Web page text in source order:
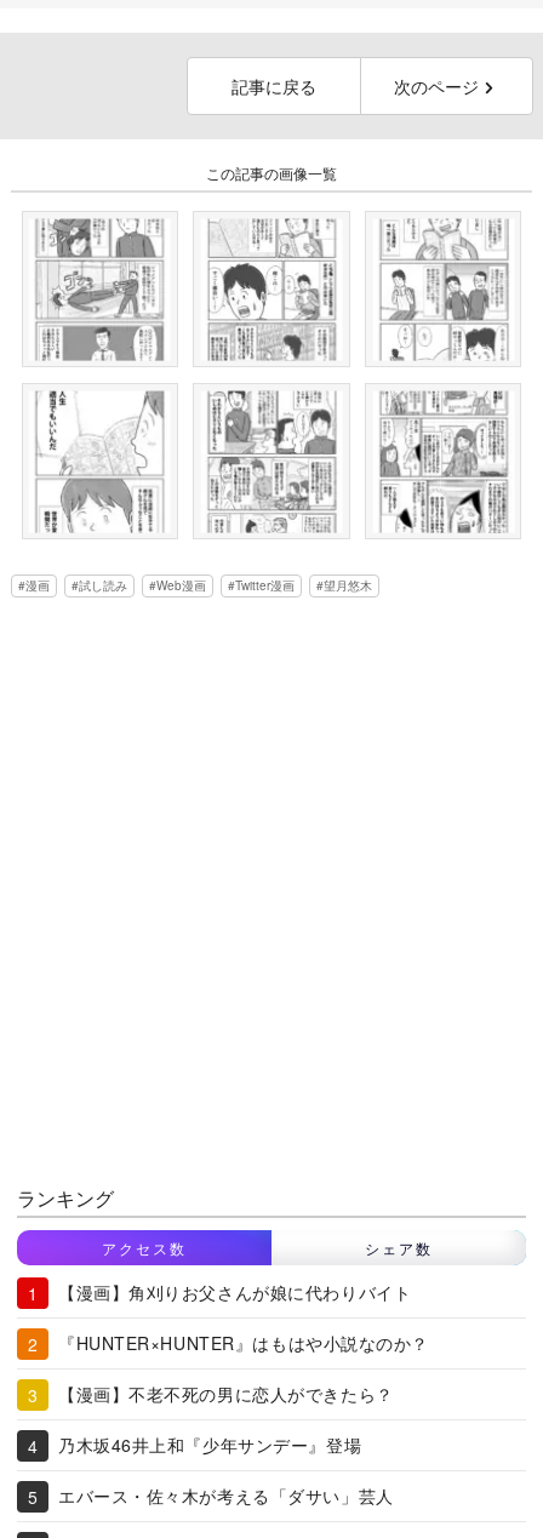
記事に戻る 次のページ
この記事の画像一覧
漫画 試し読み Web漫画 Twitter漫画 望月悠木
ランキング
アクセス数 シェア数
【漫画】角刈りお父さんが娘に代わりバイト
『HUNTER×HUNTER』はもはや小説なのか？
【漫画】不老不死の男に恋人ができたら？
乃木坂46井上和『少年サンデー』登場
エバース・佐々木が考える「ダサい」芸人